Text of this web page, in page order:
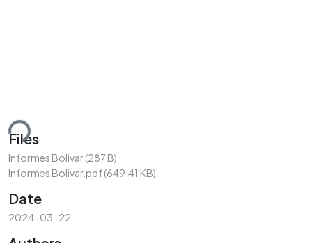
Files
Informes Bolivar(287 B)
Informes Bolivar.pdf(649.41 KB)
Date
2024-03-22